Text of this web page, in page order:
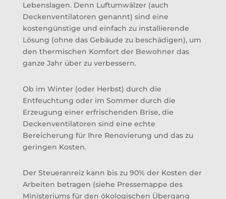
Lebenslagen. Denn Luftumwälzer (auch
Deckenventilatoren genannt) sind eine
kostengünstige und einfach zu installierende
Lösung (ohne das Gebäude zu beschädigen), um
den thermischen Komfort der Bewohner das
ganze Jahr über zu verbessern.
Ob im Winter (oder Herbst) durch die
Entfeuchtung oder im Sommer durch die
Erzeugung einer erfrischenden Brise, die
Deckenventilatoren sind eine echte
Bereicherung für Ihre Renovierung und das zu
geringen Kosten.
Der Steueranreiz kann bis zu 90% der Kosten der
Arbeiten betragen (siehe Pressemappe des
Ministeriums für den ökologischen Übergang